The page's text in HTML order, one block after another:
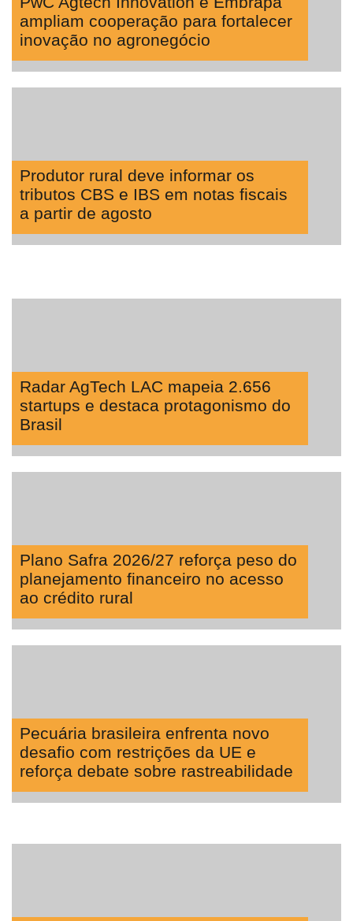
Lean
Way
Consulting
Manager
ONE
ampliam cooperação para fortalecer
inovação no agronegócio
Produtor rural deve informar os
tributos CBS e IBS em notas fiscais
a partir de agosto
Radar AgTech LAC mapeia 2.656
startups e destaca protagonismo do
Brasil
Plano Safra 2026/27 reforça peso do
planejamento financeiro no acesso
ao crédito rural
Pecuária brasileira enfrenta novo
desafio com restrições da UE e
reforça debate sobre rastreabilidade